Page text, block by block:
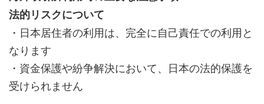
法的リスクについて
・日本居住者の利用は、完全に自己責任での利用と
なります
・資金保護や紛争解決において、日本の法的保護を
受けられません